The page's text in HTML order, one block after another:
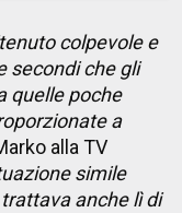
colpevole e
secondi che gli
quelle poche
a
alla TV
simile
anche lì di